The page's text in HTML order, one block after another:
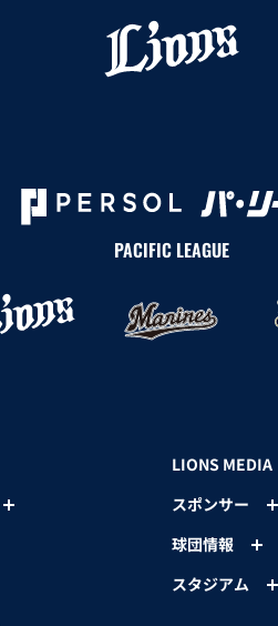
PACIFIC LEAGUE
LIONS MEDIA
スポンサー
球団情報
スタジアム